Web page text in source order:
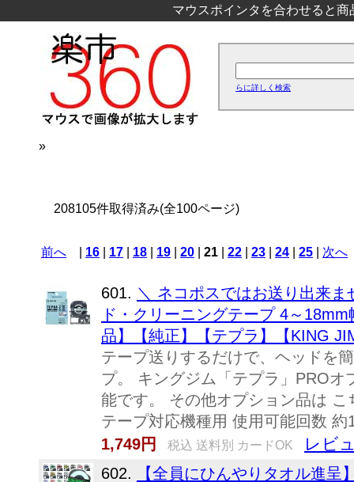
マウスポインタを合わせると
らに詳しく検索
»
208105件取得済み(全100ページ)
前へ 16 17 18 19 20 21 22 23 24 25 次へ
601. ＼ ネコポスではお送り出来
ド・クリーニングテープ 4～
品】【純正】【テプラ】【KING
テープ送りするだけで、ヘッドを
プ。 キングジム「テプラ」PRO
能です。 その他オプション品は
テープ対応機種用 使用可能回数 約
1,749円
税込 送料別 カードOK レビ
602.
【全員にひんやりタオル進